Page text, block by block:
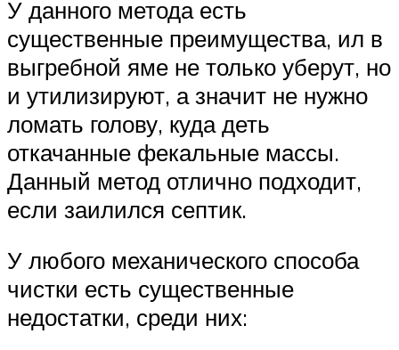
У данного метода есть
существенные преимущества, ил в
выгребной яме не только уберут, но
и утилизируют, а значит не нужно
ломать голову, куда деть
откачанные фекальные массы.
Данный метод отлично подходит,
если заилился септик.
У любого механического способа
чистки есть существенные
недостатки, среди них: